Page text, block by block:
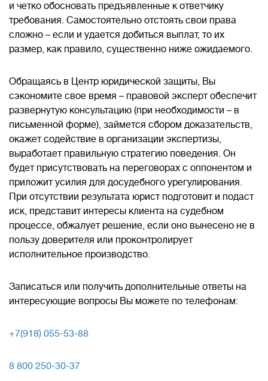
и четко обосновать предъявленные к ответчику
требования. Самостоятельно отстоять свои права
сложно – если и удается добиться выплат, то их
размер, как правило, существенно ниже ожидаемого.
Обращаясь в Центр юридической защиты, Вы
сэкономите свое время – правовой эксперт обеспечит
развернутую консультацию (при необходимости – в
письменной форме), займется сбором доказательств,
окажет содействие в организации экспертизы,
выработает правильную стратегию поведения. Он
будет присутствовать на переговорах с оппонентом и
приложит усилия для досудебного урегулирования.
При отсутствии результата юрист подготовит и подаст
иск, представит интересы клиента на судебном
процессе, обжалует решение, если оно вынесено не в
пользу доверителя или проконтролирует
исполнительное производство.
Записаться или получить дополнительные ответы на
интересующие вопросы Вы можете по телефонам:
+7(918) 055-53-88
8 800 250-30-37